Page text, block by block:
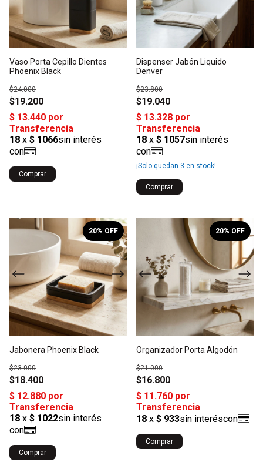
Vaso Porta Cepillo Dientes
Phoenix Black
$19.200
$24.000
Comprar
Dispenser Jabón Liquido
Denver
$19.040
$23.800
¡Solo quedan 3 en stock!
Comprar
1/3
Jabonera Phoenix Black
$18.400
$23.000
20% OFF
Comprar
1/5
Organizador Porta Algodón
$16.800
$21.000
20% OFF